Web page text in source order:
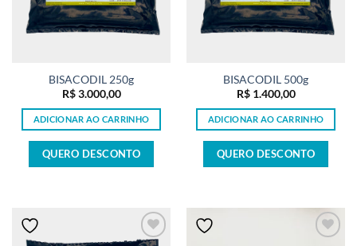
BISACODIL 250g
R$3.000,00
ADICIONAR AO CARRINHO
QUERO DESCONTO
BISACODIL 500g
R$1.400,00
ADICIONAR AO CARRINHO
QUERO DESCONTO